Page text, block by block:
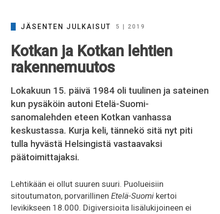
JÄSENTEN JULKAISUT 5 | 2019
Kotkan ja Kotkan lehtien
rakennemuutos
Lokakuun 15. päivä 1984 oli tuulinen ja sateinen
kun pysäköin autoni Etelä-Suomi-
sanomalehden eteen Kotkan vanhassa
keskustassa. Kurja keli, tännekö sitä nyt piti
tulla hyvästä Helsingistä vastaavaksi
päätoimittajaksi.
Lehtikään ei ollut suuren suuri. Puolueisiin
sitoutumaton, porvarillinenEtelä-Suomi kertoi
levikikseen 18.000. Digiversioita lisälukijoineen ei